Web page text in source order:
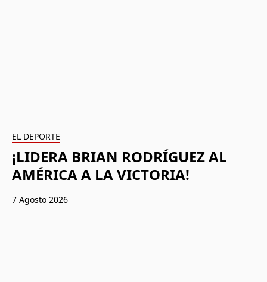
EL DEPORTE
¡LIDERA BRIAN RODRÍGUEZ AL
AMÉRICA A LA VICTORIA!
7 Agosto 2026